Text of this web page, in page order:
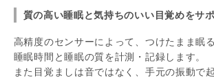
質の高い睡眠と気持ちのいい目覚めをサ
高精度のセンサーによって、つけたまま眠
睡眠時間と睡眠の質を計測・記録します。
また目覚ましは音ではなく、手元の振動で